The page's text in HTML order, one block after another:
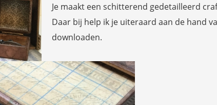
Je maakt een schitterend gedetailleerd
Daar bij help ik je uiteraard aan de hand
downloaden.